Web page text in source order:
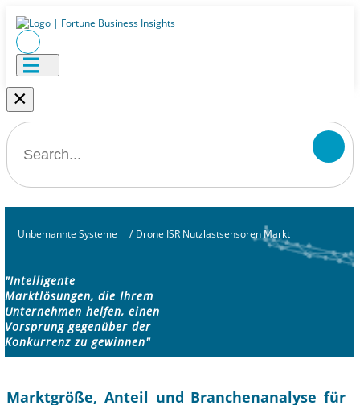
×
Unbemannte Systeme / Drone ISR Nutzlastsensoren Markt
"Intelligente
Marktlösungen, die Ihrem
Unternehmen helfen, einen
Vorsprung gegenüber der
Konkurrenz zu gewinnen"
Marktgröße, Anteil und Branchenanalyse für